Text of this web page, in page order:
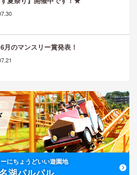
6月のマンスリー賞発表！
にちょうどいい遊園地
湖パルパル